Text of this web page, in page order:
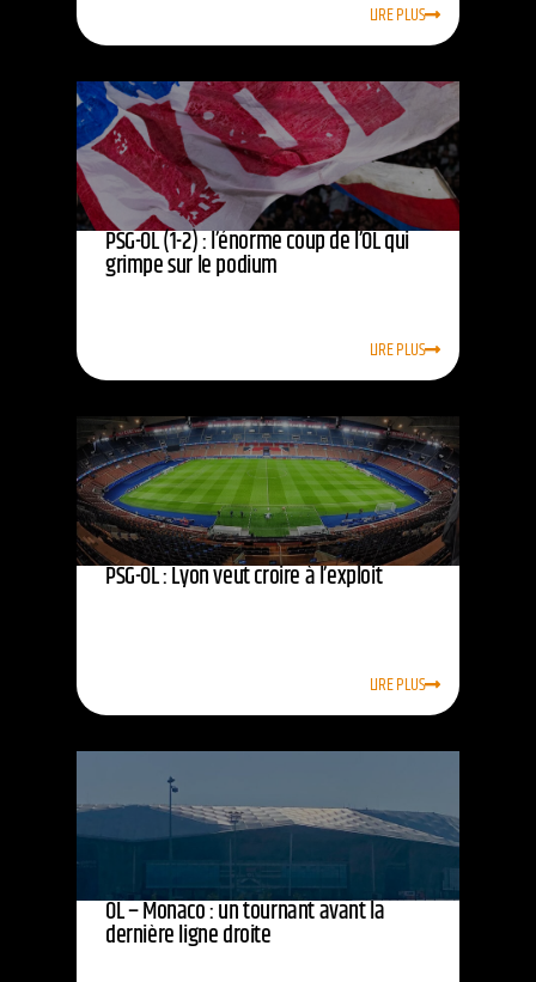
LIRE PLUS
PSG-OL (1-2) : l’énorme coup de l’OL qui
grimpe sur le podium
LIRE PLUS
PSG-OL : Lyon veut croire à l’exploit
LIRE PLUS
OL – Monaco : un tournant avant la
dernière ligne droite